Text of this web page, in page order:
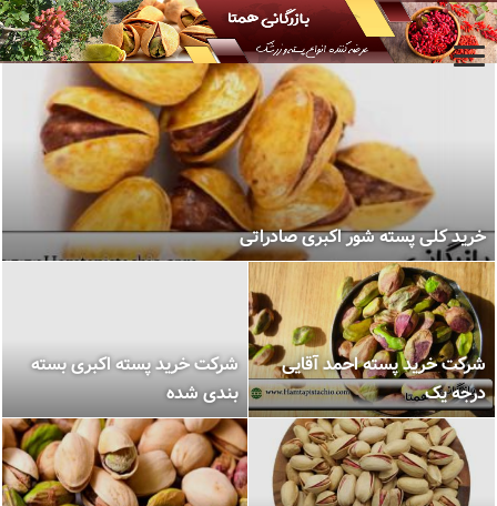
خرید کلی پسته شور اکبری صادراتی
شرکت خرید پسته احمد آقایی
درجه یک
شرکت خرید پسته اکبری بسته
بندی شده